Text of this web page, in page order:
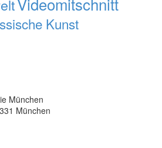
Kunst
München
München